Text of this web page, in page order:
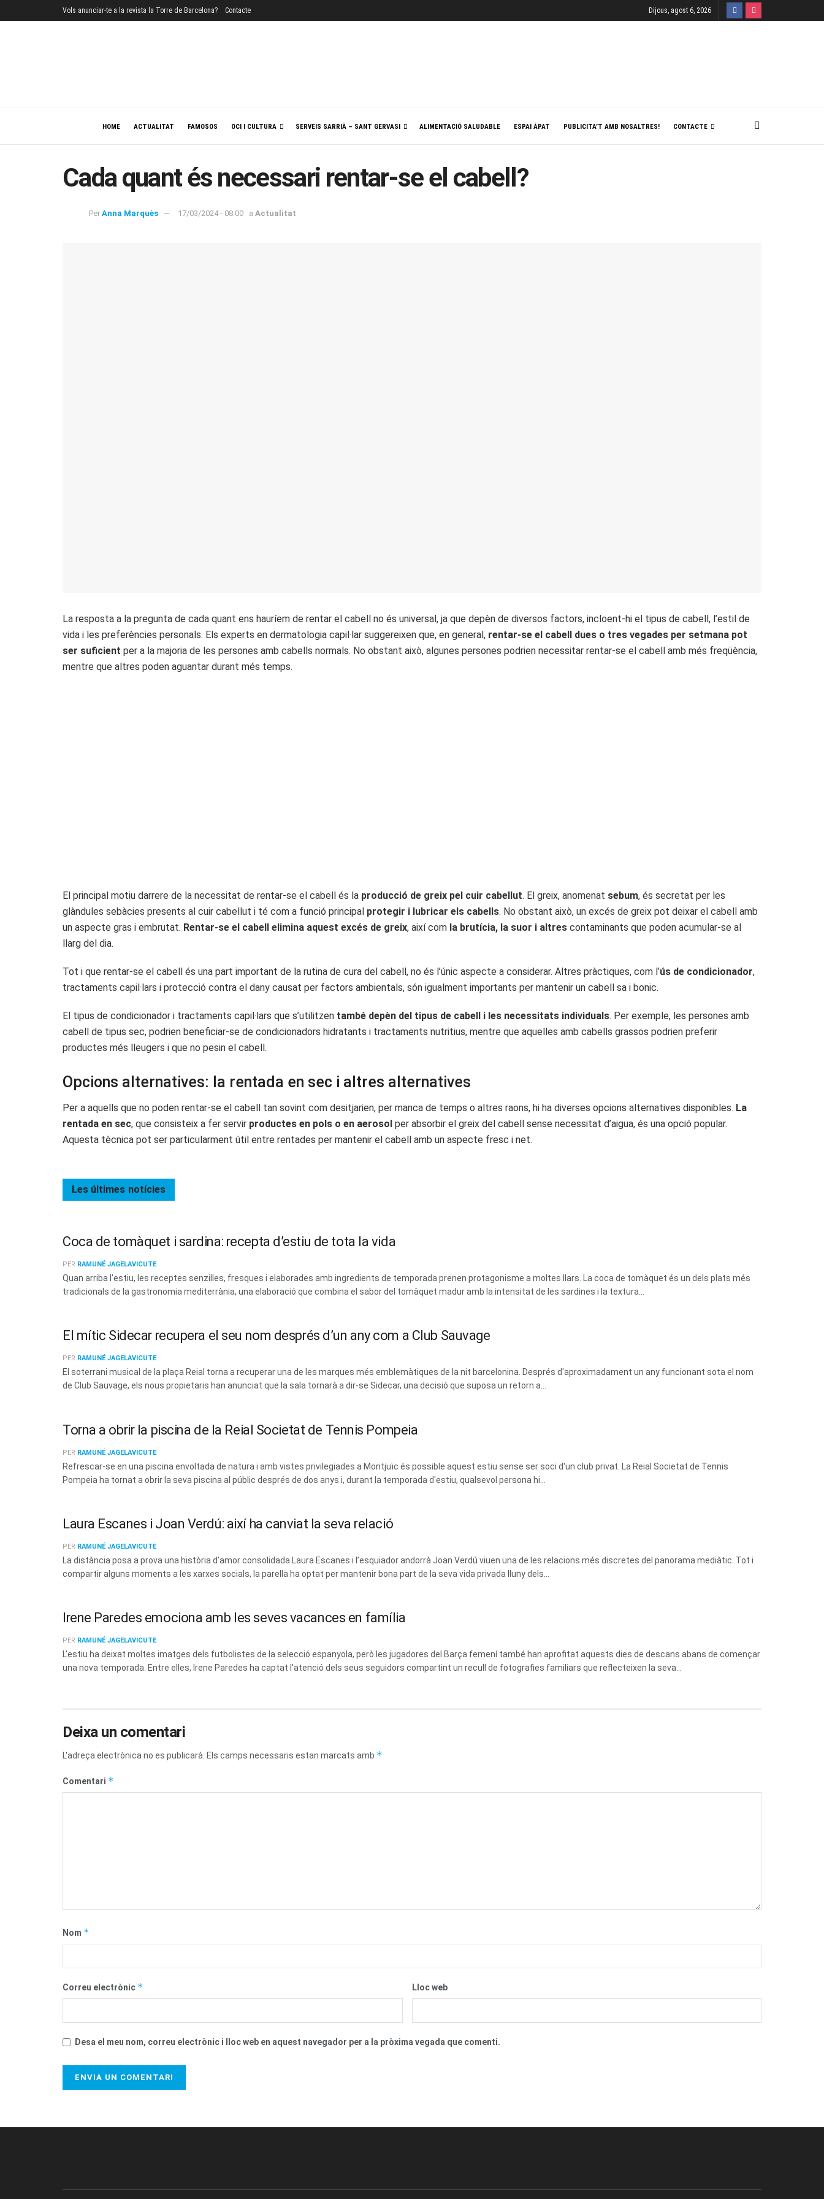
Vols anunciar-te a la revista la Torre de Barcelona? Contacte Dijous, agost 6, 2026
HOME ACTUALITAT FAMOSOS OCI I CULTURA SERVEIS SARRIÀ – SANT GERVASI ALIMENTACIÓ SALUDABLE ESPAI ÀPAT PUBLICITA’T AMB NOSALTRES! CONTACTE
Cada quant és necessari rentar-se el cabell?
Per Anna Marquès 17/03/2024 - 08:00 a Actualitat
La resposta a la pregunta de cada quant ens hauríem de rentar el cabell no és universal, ja que depèn de diversos factors, incloent-hi el tipus de cabell, l’estil de
vida i les preferències personals. Els experts en dermatologia capil·lar suggereixen que, en general, rentar-se el cabell dues o tres vegades per setmana pot
ser suficient per a la majoria de les persones amb cabells normals. No obstant això, algunes persones podrien necessitar rentar-se el cabell amb més freqüència,
mentre que altres poden aguantar durant més temps.
El principal motiu darrere de la necessitat de rentar-se el cabell és la producció de greix pel cuir cabellut. El greix, anomenat sebum, és secretat per les
glàndules sebàcies presents al cuir cabellut i té com a funció principal protegir i lubricar els cabells. No obstant això, un excés de greix pot deixar el cabell amb
un aspecte gras i embrutat. Rentar-se el cabell elimina aquest excés de greix, així com la brutícia, la suor i altres contaminants que poden acumular-se al
llarg del dia.
Tot i que rentar-se el cabell és una part important de la rutina de cura del cabell, no és l’únic aspecte a considerar. Altres pràctiques, com l’ús de condicionador,
tractaments capil·lars i protecció contra el dany causat per factors ambientals, són igualment importants per mantenir un cabell sa i bonic.
El tipus de condicionador i tractaments capil·lars que s’utilitzen també depèn del tipus de cabell i les necessitats individuals. Per exemple, les persones amb
cabell de tipus sec, podrien beneficiar-se de condicionadors hidratants i tractaments nutritius, mentre que aquelles amb cabells grassos podrien preferir
productes més lleugers i que no pesin el cabell.
Opcions alternatives: la rentada en sec i altres alternatives
Per a aquells que no poden rentar-se el cabell tan sovint com desitjarien, per manca de temps o altres raons, hi ha diverses opcions alternatives disponibles. La
rentada en sec, que consisteix a fer servir productes en pols o en aerosol per absorbir el greix del cabell sense necessitat d’aigua, és una opció popular.
Aquesta tècnica pot ser particularment útil entre rentades per mantenir el cabell amb un aspecte fresc i net.
Les últimes notícies
Coca de tomàquet i sardina: recepta d’estiu de tota la vida
PER RAMUNÉ JAGELAVICUTE
Quan arriba l'estiu, les receptes senzilles, fresques i elaborades amb ingredients de temporada prenen protagonisme a moltes llars. La coca de tomàquet és un dels plats més
tradicionals de la gastronomia mediterrània, una elaboració que combina el sabor del tomàquet madur amb la intensitat de les sardines i la textura...
El mític Sidecar recupera el seu nom després d’un any com a Club Sauvage
PER RAMUNÉ JAGELAVICUTE
El soterrani musical de la plaça Reial torna a recuperar una de les marques més emblemàtiques de la nit barcelonina. Després d'aproximadament un any funcionant sota el nom
de Club Sauvage, els nous propietaris han anunciat que la sala tornarà a dir-se Sidecar, una decisió que suposa un retorn a...
Torna a obrir la piscina de la Reial Societat de Tennis Pompeia
PER RAMUNÉ JAGELAVICUTE
Refrescar-se en una piscina envoltada de natura i amb vistes privilegiades a Montjuïc és possible aquest estiu sense ser soci d'un club privat. La Reial Societat de Tennis
Pompeia ha tornat a obrir la seva piscina al públic després de dos anys i, durant la temporada d'estiu, qualsevol persona hi...
Laura Escanes i Joan Verdú: així ha canviat la seva relació
PER RAMUNÉ JAGELAVICUTE
La distància posa a prova una història d’amor consolidada Laura Escanes i l’esquiador andorrà Joan Verdú viuen una de les relacions més discretes del panorama mediàtic. Tot i
compartir alguns moments a les xarxes socials, la parella ha optat per mantenir bona part de la seva vida privada lluny dels...
Irene Paredes emociona amb les seves vacances en família
PER RAMUNÉ JAGELAVICUTE
L'estiu ha deixat moltes imatges dels futbolistes de la selecció espanyola, però les jugadores del Barça femení també han aprofitat aquests dies de descans abans de començar
una nova temporada. Entre elles, Irene Paredes ha captat l'atenció dels seus seguidors compartint un recull de fotografies familiars que reflecteixen la seva...
Deixa un comentari
L'adreça electrònica no es publicarà. Els camps necessaris estan marcats amb *
Comentari *
Nom *
Correu electrònic * Lloc web
Desa el meu nom, correu electrònic i lloc web en aquest navegador per a la pròxima vegada que comenti.